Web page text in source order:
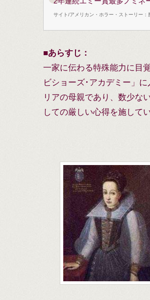
サイト/アメリカン・ホラー・ストーリー：
■あらすじ：
一家に伝わる特殊能力に目
ビショーズ･アカデミー」
リアの母親であり、数少な
しての厳しい心得を施して